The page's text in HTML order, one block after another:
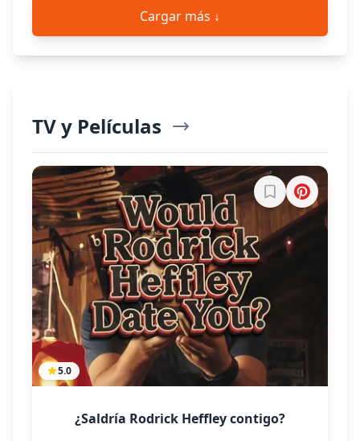
Cargar más ↓
TV y Películas Explorar Más
5.0
Inicia sesión
¿Saldría Rodrick Heffley contigo?